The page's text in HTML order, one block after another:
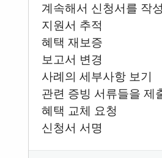
계속해서 신청서를 작
지원서 추적
혜택 재보증
보고서 변경
사례의 세부사항 보기
관련 증빙 서류들을 제
혜택 교체 요청
신청서 서명